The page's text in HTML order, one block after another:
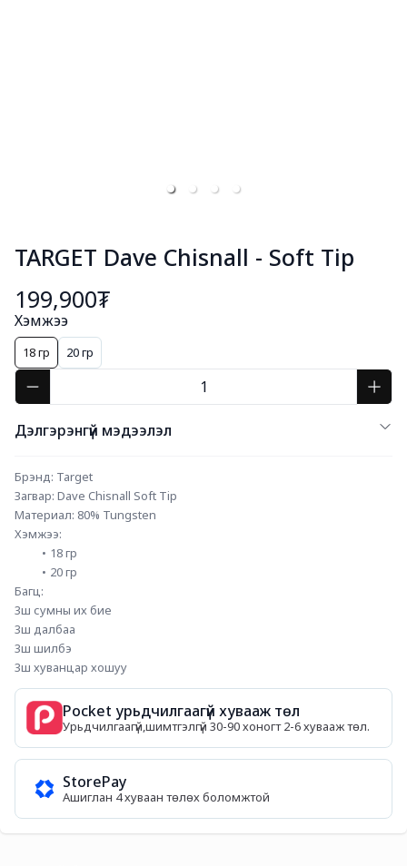
TARGET Dave Chisnall - Soft Tip
199,900₮
Хэмжээ
18 гр 20 гр
Дэлгэрэнгүй мэдээлэл
Брэнд: Target
Загвар: Dave Chisnall Soft Tip
Материал: 80% Tungsten
Хэмжээ:
18 гр
20 гр
Багц:
3ш сумны их бие
3ш далбаа
3ш шилбэ
3ш хуванцар хошуу
Pocket урьдчилгаагүй хувааж төл
Урьдчилгаагүй,шимтгэлгүй 30-90 хоногт 2-6 хувааж төл.
StorePay
Ашиглан 4 хуваан төлөх боломжтой